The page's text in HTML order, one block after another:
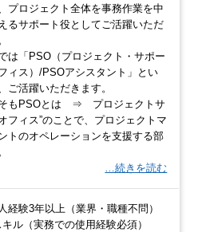
プロジェクト全体を事務作業を中
るサポート役としてご活躍いただ
は「PSO（プロジェクト・サポー
ィス）/PSOアシスタント」とい
ご活躍いただきます。
もPSOとは ⇒ プロジェクトサ
フィス”のことで、プロジェクトマ
トのオペレーションを支援する部
…続きを読む
経験3年以上（業界・職種不問）
キル（実務での使用経験必須）